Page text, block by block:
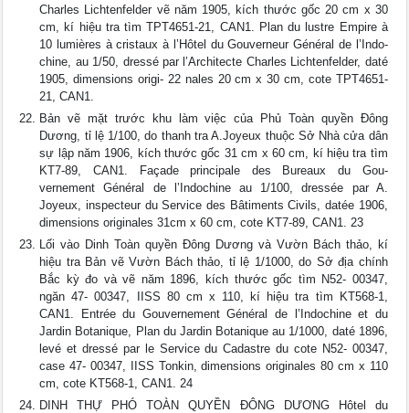
Charles Lichtenfelder vẽ năm 1905, kích thước gốc 20 cm x 30
cm, kí hiệu tra tìm TPT4651-21, CAN1. Plan du lustre Empire à
10 lumières à cristaux à l’Hôtel du Gouverneur Général de l’Indo-
chine, au 1/50, dressé par l’Architecte Charles Lichtenfelder, daté
1905, dimensions origi- 22 nales 20 cm x 30 cm, cote TPT4651-
21, CAN1.
Bản vẽ mặt trước khu làm việc của Phủ Toàn quyền Đông
Dương, tỉ lệ 1/100, do thanh tra A.Joyeux thuộc Sở Nhà cửa dân
sự lập năm 1906, kích thước gốc 31 cm x 60 cm, kí hiệu tra tìm
KT7-89, CAN1. Façade principale des Bureaux du Gou-
vernement Général de l’Indochine au 1/100, dressée par A.
Joyeux, inspecteur du Service des Bâtiments Civils, datée 1906,
dimensions originales 31cm x 60 cm, cote KT7-89, CAN1. 23
Lối vào Dinh Toàn quyền Đông Dương và Vườn Bách thảo, kí
hiệu tra Bản vẽ Vườn Bách thảo, tỉ lệ 1/1000, do Sở địa chính
Bắc kỳ đo và vẽ năm 1896, kích thước gốc tìm N52- 00347,
ngăn 47- 00347, IISS 80 cm x 110, kí hiệu tra tìm KT568-1,
CAN1. Entrée du Gouvernement Général de l’Indochine et du
Jardin Botanique, Plan du Jardin Botanique au 1/1000, daté 1896,
levé et dressé par le Service du Cadastre du cote N52- 00347,
case 47- 00347, IISS Tonkin, dimensions originales 80 cm x 110
cm, cote KT568-1, CAN1. 24
DINH THỰ PHÓ TOÀN QUYỀN ĐÔNG DƯƠNG Hôtel du